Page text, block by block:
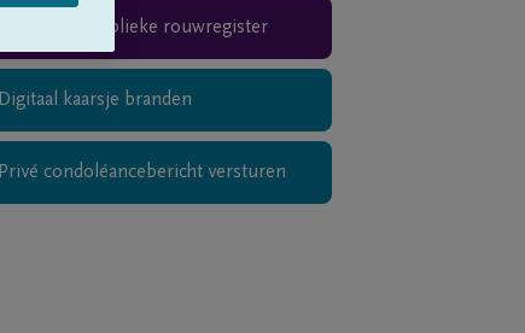
Teken het publieke rouwregister
Digitaal kaarsje branden
Privé condoléancebericht versturen